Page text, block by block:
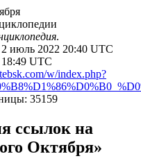
.
2 июль 2022 20:40 UTC
18:49 UTC
w/index.php?
35159
ссылок на
Октября»